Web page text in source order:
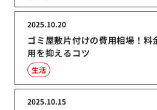
ゴミ屋敷片付けの費用相場！料
用を抑えるコツ
2025.10.20
生活
2025.10.15